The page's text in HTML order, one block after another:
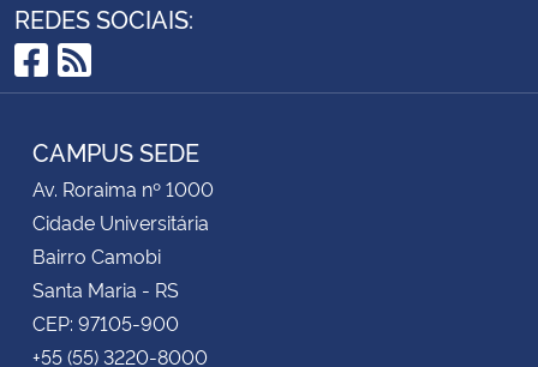
REDES SOCIAIS:
Facebook
RSS
CAMPUS SEDE
Av. Roraima nº 1000
Cidade Universitária
Bairro Camobi
Santa Maria - RS
CEP: 97105-900
+55 (55) 3220-8000